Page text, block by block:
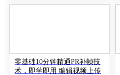
零基础10分钟精通PR补帧技
术，即学即用 编辑视频上传